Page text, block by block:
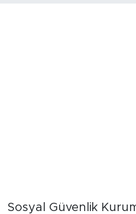
Sosyal Güvenlik